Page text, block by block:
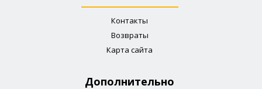
Контакты
Возвраты
Карта сайта
Дополнительно